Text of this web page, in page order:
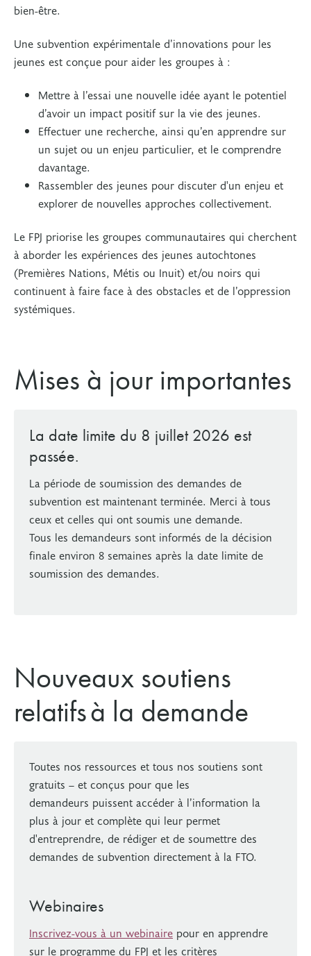
bien-être.
Une subvention expérimentale d’innovations pour les
jeunes est conçue pour aider les groupes à :
Mettre à l’essai une nouvelle idée ayant le potentiel
d’avoir un impact positif sur la vie des jeunes.
Effectuer une recherche, ainsi qu’en apprendre sur
un sujet ou un enjeu particulier, et le comprendre
davantage.
Rassembler des jeunes pour discuter d'un enjeu et
explorer de nouvelles approches collectivement.
Le FPJ priorise les groupes communautaires qui cherchent
à aborder les expériences des jeunes autochtones
(Premières Nations, Métis ou Inuit) et/ou noirs qui
continuent à faire face à des obstacles et de l’oppression
systémiques.
Mises à jour importantes
La date limite du 8 juillet 2026 est
passée.
La période de soumission des demandes de
subvention est maintenant terminée. Merci à tous
ceux et celles qui ont soumis une demande.
Tous les demandeurs sont informés de la décision
finale environ 8 semaines après la date limite de
soumission des demandes.
Nouveaux soutiens
relatifs à la demande
Toutes nos ressources et tous nos soutiens sont
gratuits – et conçus pour que les
demandeurs puissent accéder à l’information la
plus à jour et complète qui leur permet
d'entreprendre, de rédiger et de soumettre des
demandes de subvention directement à la FTO.
Webinaires
Inscrivez-vous à un webinaire pour en apprendre
sur le programme du FPJ et les critères